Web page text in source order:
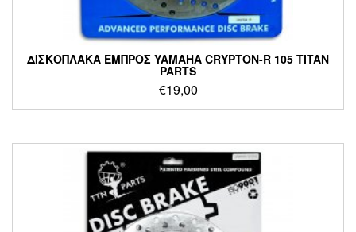
ΔΙΣΚΟΠΛΑΚΑ ΕΜΠΡΟΣ YAMAHA CRYPTON-R 105 TITAN
PARTS
€19,00